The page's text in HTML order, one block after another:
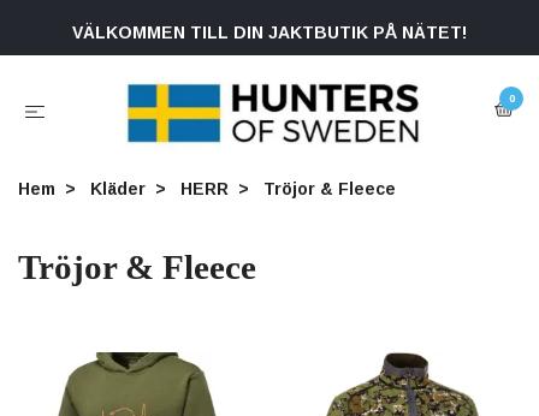
VÄLKOMMEN TILL DIN JAKTBUTIK PÅ NÄTET!
0
Hem Kläder HERR Tröjor & Fleece
Tröjor & Fleece